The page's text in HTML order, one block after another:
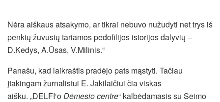
Nėra aiškaus atsakymo, ar tikrai nebuvo nužudyti net trys iš
penkių žuvusių tariamos pedofilijos istorijos dalyvių –
D.Kedys, A.Ūsas, V.Milinis.“
Panašu, kad laikraštis pradėjo pats mąstyti. Tačiau
įtakingam žurnalistui E. Jakilaičiui čia viskas
aišku. „DELFI‘oDėmesio centre“ kalbėdamasis su Seimo